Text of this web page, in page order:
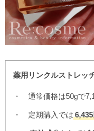
薬用リンクルストレッ
通常価格は50gで
定期購入では